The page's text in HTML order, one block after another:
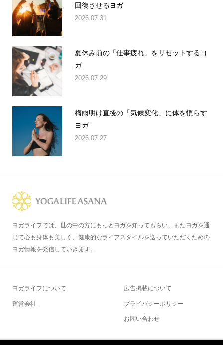
回復させるヨガ
2026.07.31
夏休み前の「仕事疲れ」をリセットするヨ
ガ
2026.07.29
梅雨明け直後の「気候変化」に体を慣らす
ヨガ
2026.07.27
ヨガライフでは、世の中の方にもっとヨガを知ってもらい、またヨガを通
じて心も身体も美しく、健康的なライフスタイルを送っていただくための
ヨガ情報を発信していきます。
ヨガライフについて
運営会社
広告掲載について
プライバシーポリシー
お問い合わせ